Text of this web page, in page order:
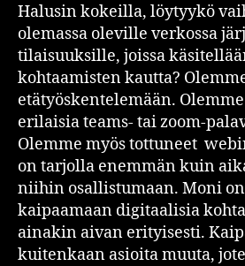
Halusin kokeilla, löytyykö
olemassa oleville verkossa
tilaisuuksille, joissa
kohtaamisten kautta?
etätyöskentelemään.
erilaisia teams- tai zoom-
Olemme myös tottuneet
on tarjolla enemmän kuin
niihin osallistumaan. Moni
kaipaamaan digitaalisia
ainakin aivan erityisesti.
kuitenkaan asioita muuta,